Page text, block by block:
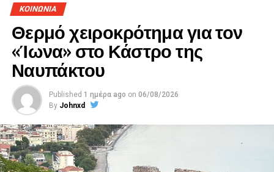
ΚΟΙΝΩΝΙΑ
Θερμό χειροκρότημα για τον
«Ίωνα» στο Κάστρο της
Ναυπάκτου
Published 1 ημέρα ago on 06/08/2026
By Johnxd